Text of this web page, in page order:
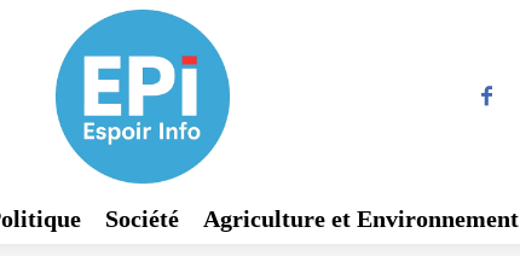
Société Agriculture et Environnement